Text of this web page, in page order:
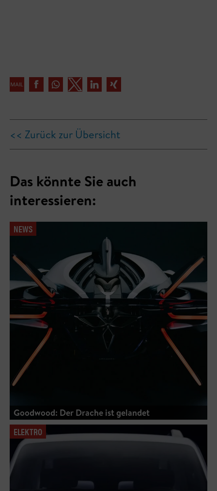
<< Zurück zur Übersicht
Das könnte Sie auch
interessieren:
NEWS
Goodwood: Der Drache ist gelandet
ELEKTRO